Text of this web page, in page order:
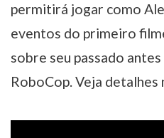
permitirá jogar como
eventos do primeiro
sobre seu passado
RoboCop. Veja